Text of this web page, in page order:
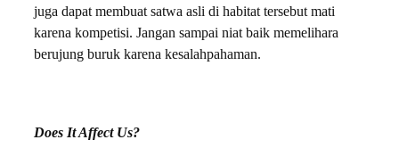
juga dapat membuat satwa asli di habitat tersebut mati
karena kompetisi. Jangan sampai niat baik memelihara
berujung buruk karena kesalahpahaman.
Does It Affect Us?